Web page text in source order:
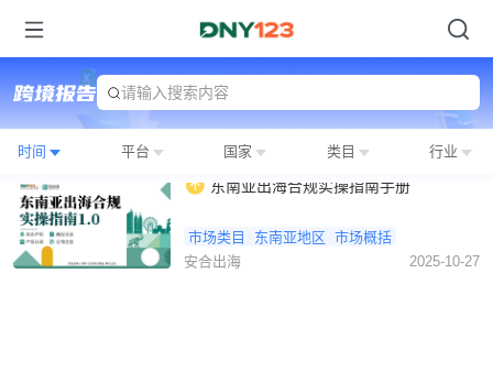
请输入搜索内容
时间 平台 国家 类目 行业
东南亚出海合规实操指南手册
市场类目 东南亚地区 市场概括
安合出海
2025-10-27